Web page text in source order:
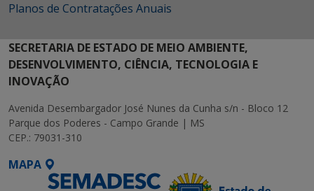
Planos de Contratações Anuais
SECRETARIA DE ESTADO DE MEIO AMBIENTE,
DESENVOLVIMENTO, CIÊNCIA, TECNOLOGIA E
INOVAÇÃO
Avenida Desembargador José Nunes da Cunha s/n - Bloco 12
Parque dos Poderes - Campo Grande | MS
CEP.: 79031-310
MAPA